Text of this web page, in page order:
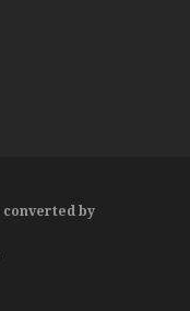
converted by